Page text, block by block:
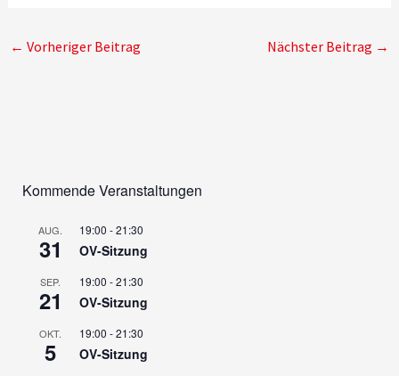
← Vorheriger Beitrag Nächster Beitrag →
Kommende Veranstaltungen
AUG.
31
19:00 -21:30
OV-Sitzung
SEP.
21
19:00 -21:30
OV-Sitzung
OKT.
5
19:00 -21:30
OV-Sitzung